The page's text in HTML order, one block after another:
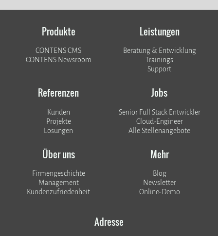
Produkte
CONTENS CMS
CONTENS Newsroom
Leistungen
Beratung & Entwicklung
Trainings
Support
Referenzen
Kunden
​​​​​​​Projekte
Lösungen
Jobs
Senior Full Stack Entwickler
Cloud-Engineer
Alle Stellenangebote
Über uns
Firmengeschichte
Management
Kundenzufriedenheit
Mehr
Blog
Newsletter
Online-Demo
Adresse